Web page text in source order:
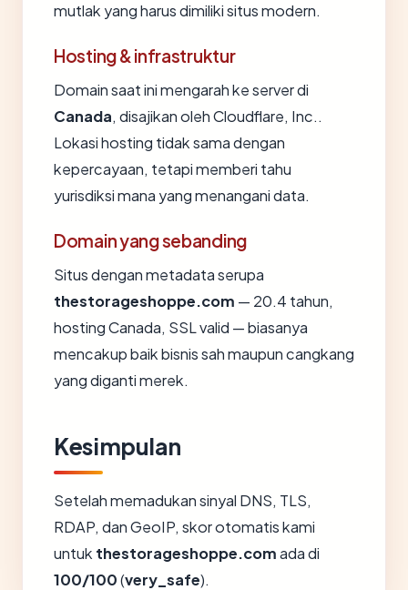
mutlak yang harus dimiliki situs modern.
Hosting & infrastruktur
Domain saat ini mengarah ke server di
Canada, disajikan oleh Cloudflare, Inc..
Lokasi hosting tidak sama dengan
kepercayaan, tetapi memberi tahu
yurisdiksi mana yang menangani data.
Domain yang sebanding
Situs dengan metadata serupa
thestorageshoppe.com — 20.4 tahun,
hosting Canada, SSL valid — biasanya
mencakup baik bisnis sah maupun cangkang
yang diganti merek.
Kesimpulan
Setelah memadukan sinyal DNS, TLS,
RDAP, dan GeoIP, skor otomatis kami
untuk thestorageshoppe.comada di
100/100(very_safe).